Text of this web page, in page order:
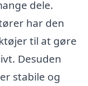
dele.
har den
til at gøre
Desuden
stabile og